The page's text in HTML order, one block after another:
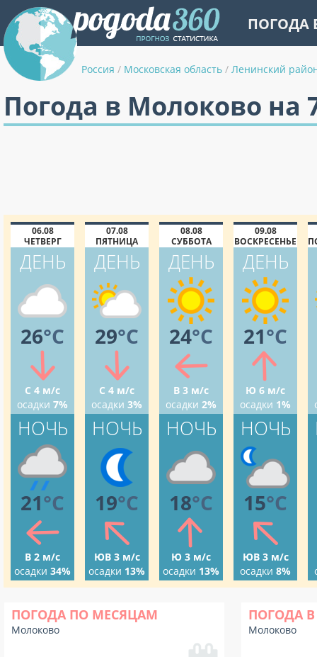
ПОГОДА
Россия / Московская область / Ленинский
Погода в Молоково на
06.08
ЧЕТВЕРГ
ДЕНЬ
26°C
С 4 м/с
осадки 7%
НОЧЬ
21°C
В 2 м/с
осадки 34%
07.08
ПЯТНИЦА
ДЕНЬ
29°C
С 4 м/с
осадки 3%
НОЧЬ
19°C
ЮВ 3 м/с
осадки 13%
08.08
СУББОТА
ДЕНЬ
24°C
В 3 м/с
осадки 2%
НОЧЬ
18°C
Ю 3 м/с
осадки 13%
09.08
ВОСКРЕСЕНЬЕ
ДЕНЬ
21°C
Ю 6 м/с
осадки 1%
НОЧЬ
15°C
ЮВ 3 м/с
осадки 8%
ПОГОДА ПО МЕСЯЦАМ
Молоково
ПОГОДА В
Молоково